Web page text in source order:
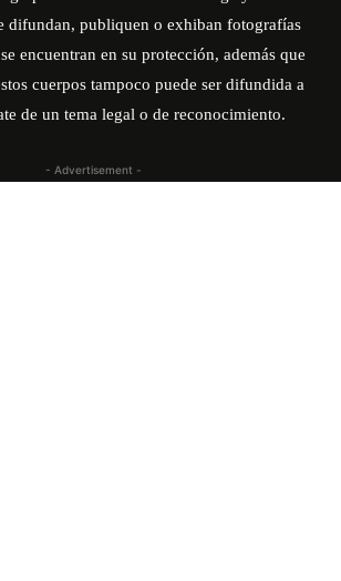
difundan, publiquen o exhiban fotografías
encuentran en su protección, además que
cuerpos tampoco puede ser difundida a
de un tema legal o de reconocimiento.
- Advertisement -